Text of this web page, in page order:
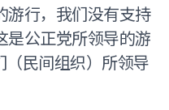
游行，我们没有支持
是公正党所领导的游
民间组织）所领导